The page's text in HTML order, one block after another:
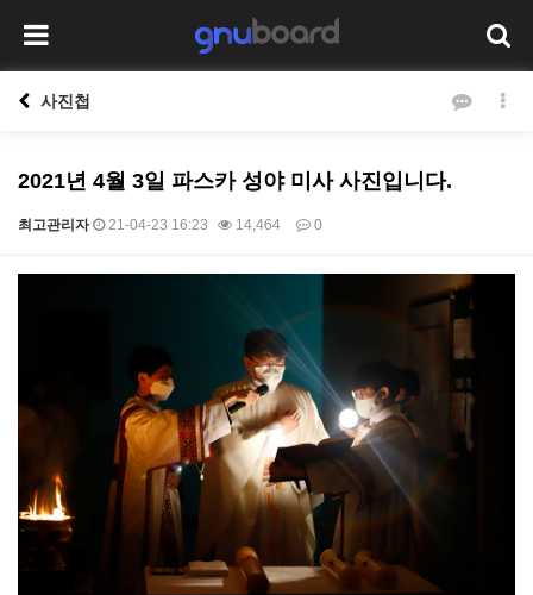
사진첩
2021년 4월 3일 파스카 성야 미사 사진입니다.
최고관리자 21-04-23 16:23 14,464 0